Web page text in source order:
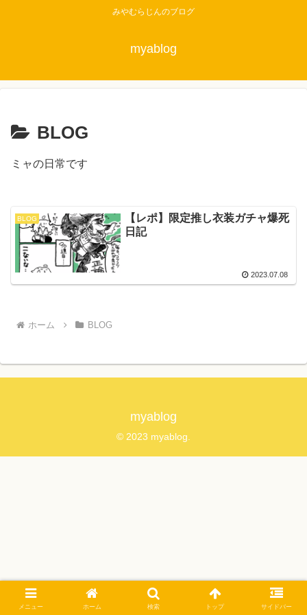
みやむらじんのブログ
myablog
BLOG
ミャの日常です
BLOG
【レポ】限定推し衣装ガチャ爆死
日記
2023.07.08
ホーム BLOG
myablog
© 2023 myablog.
メニュー ホーム 検索 トップ サイドバー